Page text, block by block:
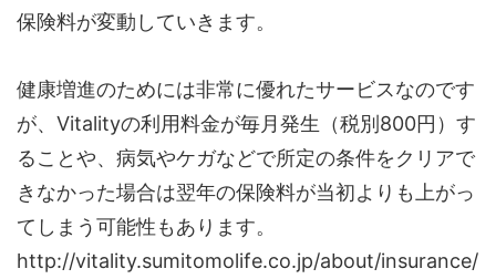
保険料が変動していきます。
健康増進のためには非常に優れたサービスなのです
が、Vitalityの利用料金が毎月発生（税別800円）す
ることや、病気やケガなどで所定の条件をクリアで
きなかった場合は翌年の保険料が当初よりも上がっ
てしまう可能性もあります。
http://vitality.sumitomolife.co.jp/about/insurance/